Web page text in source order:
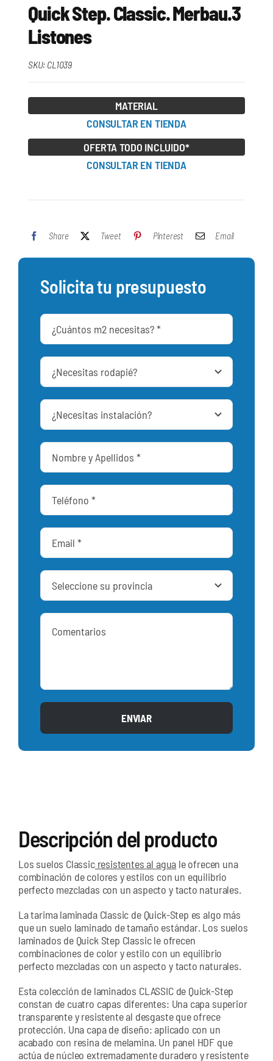
Quick Step. Classic. Merbau.3
Listones
SKU: CL1039
MATERIAL
CONSULTAR EN TIENDA
OFERTA TODO INCLUIDO*
CONSULTAR EN TIENDA
Share Tweet Pinterest Email
Solicita tu presupuesto
ENVIAR
Descripción del producto
Los suelos Classicresistentes al agua le ofrecen una
combinación de colores y estilos con un equilibrio
perfecto mezcladas con un aspecto y tacto naturales.
La tarima laminada Classic de Quick-Step es algo más
que un suelo laminado de tamaño estándar. Los suelos
laminados de Quick Step Classic le ofrecen
combinaciones de color y estilo con un equilibrio
perfecto mezcladas con un aspecto y tacto naturales.
Esta colección de laminados CLASSIC de Quick-Step
constan de cuatro capas diferentes: Una capa superior
transparente y resistente al desgaste que ofrece
protección. Una capa de diseño: aplicado con un
acabado con resina de melamina. Un panel HDF que
actúa de núcleo extremadamente duradero y resistente